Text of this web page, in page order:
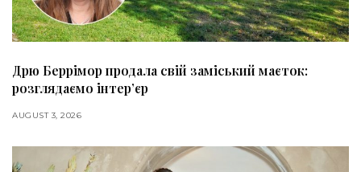
Дрю Беррімор продала свій заміський маєток:
розглядаємо інтер’єр
AUGUST 3, 2026